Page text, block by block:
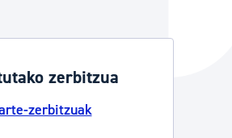
zerbitzua
zerbitzuak